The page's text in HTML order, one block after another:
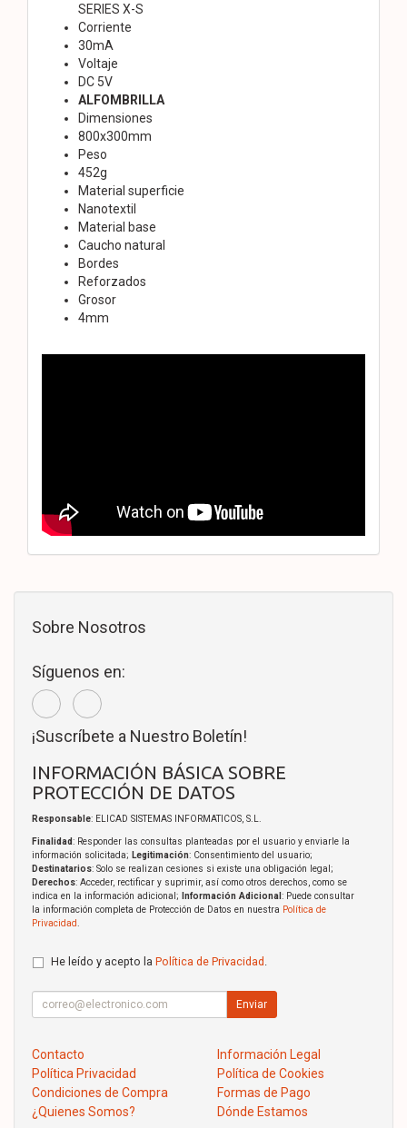
SERIES X-S
Corriente
30mA
Voltaje
DC 5V
ALFOMBRILLA
Dimensiones
800x300mm
Peso
452g
Material superficie
Nanotextil
Material base
Caucho natural
Bordes
Reforzados
Grosor
4mm
Sobre Nosotros
Síguenos en:
¡Suscríbete a Nuestro Boletín!
INFORMACIÓN BÁSICA SOBRE
PROTECCIÓN DE DATOS
Responsable: ELICAD SISTEMAS INFORMATICOS, S.L.
Finalidad: Responder las consultas planteadas por el usuario y enviarle la
información solicitada; Legitimación: Consentimiento del usuario;
Destinatarios: Solo se realizan cesiones si existe una obligación legal;
Derechos: Acceder, rectificar y suprimir, así como otros derechos, como se
indica en la información adicional;
Información Adicional : Puede consultar
la información completa de Protección de Datos en nuestra Política de
Privacidad
He leído y acepto la Política de Privacidad
Enviar
Contacto
Información Legal
Política Privacidad
Política de Cookies
Condiciones de Compra
Formas de Pago
¿Quienes Somos?
Dónde Estamos